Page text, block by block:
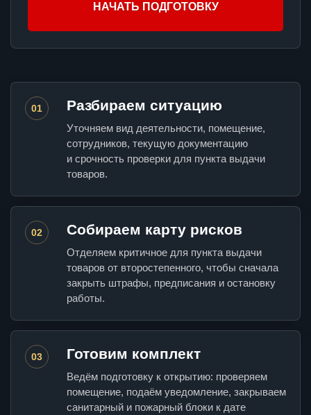
НАЧАТЬ ПОДГОТОВКУ
01 Разбираем ситуацию
Уточняем вид деятельности, помещение,
сотрудников, текущую документацию
и срочность проверки для пункта выдачи
товаров.
02 Собираем карту рисков
Отделяем критичное для пункта выдачи
товаров от второстепенного, чтобы сначала
закрыть штрафы, предписания и остановку
работы.
03 Готовим комплект
Ведём подготовку к открытию: проверяем
помещение, подаём уведомление, закрываем
санитарный и пожарный блоки к дате